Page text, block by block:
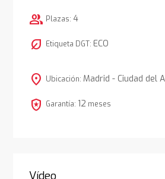
group Plazas: 4
nest_eco_leaf Etiqueta DGT: ECO
location_on Ubicación: Madrid - Ciudad del
local_police Garantía: 12 meses
Vídeo